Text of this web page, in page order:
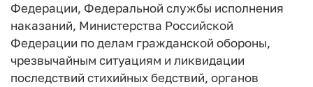
Федерации, Федеральной службы исполнения
наказаний, Министерства Российской
Федерации по делам гражданской обороны,
чрезвычайным ситуациям и ликвидации
последствий стихийных бедствий, органов